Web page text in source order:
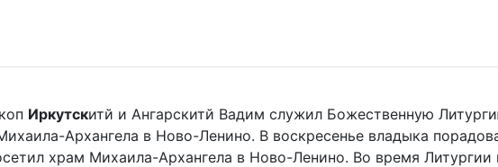
Иркутскитй и Ангарскитй Вадим служил Божественную
Архангела в Ново-Ленино. В воскресенье владыка
храм Михаила-Архангела в Ново-Ленино. Во время